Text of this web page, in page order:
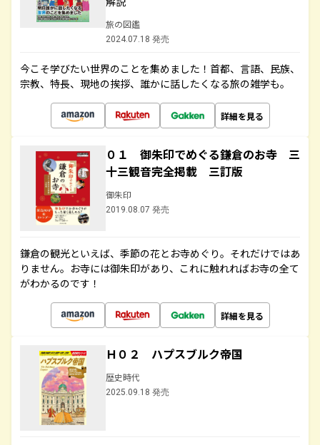
旅の図鑑
2024.07.18 発売
今こそ学びたい世界のことを集めました！首都、言語、民族、
宗教、特長、現地の挨拶、誰かに話したくなる旅の雑学も。
詳細を見る
０１ 御朱印でめぐる鎌倉のお寺 三
十三観音完全掲載 三訂版
御朱印
2019.08.07 発売
鎌倉の観光といえば、季節の花とお寺めぐり。それだけではあ
りません。お寺には御朱印があり、これに触れればお寺の全て
がわかるのです！
詳細を見る
Ｈ０２ ハプスブルク帝国
歴史時代
2025.09.18 発売